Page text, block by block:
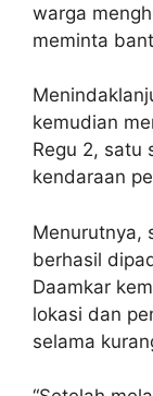
warga
meminta
kemudian
Regu 2, satu
kendaraan
Menurutnya,
berhasil
Daamkar
lokasi dan
selama